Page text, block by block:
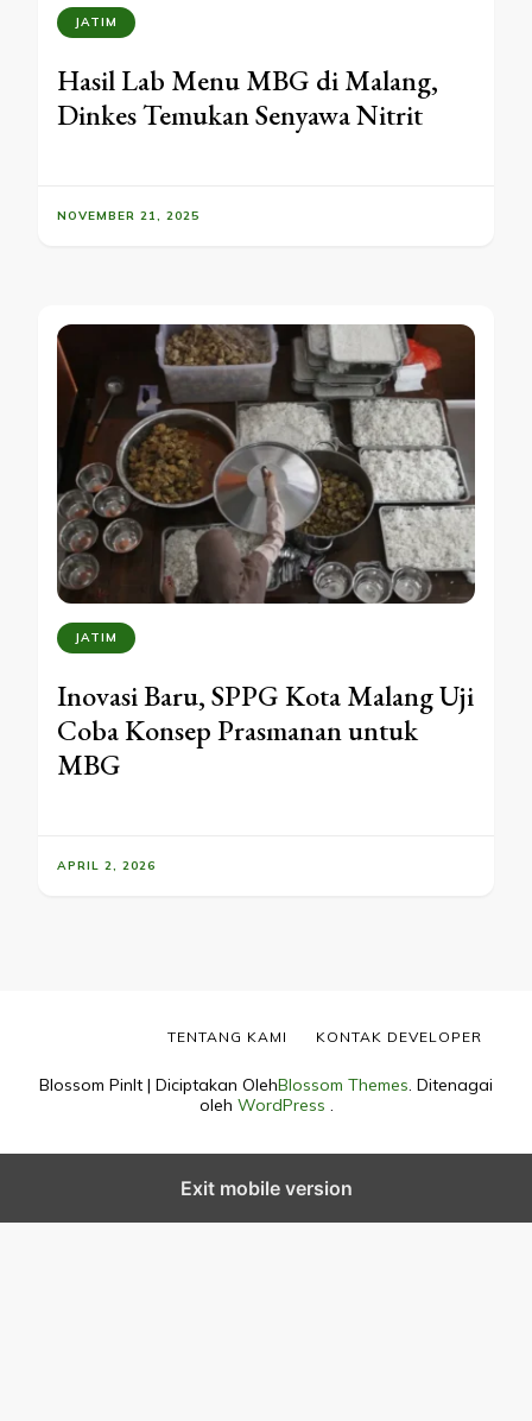
JATIM
Hasil Lab Menu MBG di Malang,
Dinkes Temukan Senyawa Nitrit
NOVEMBER 21, 2025
JATIM
Inovasi Baru, SPPG Kota Malang Uji
Coba Konsep Prasmanan untuk
MBG
APRIL 2, 2026
Blossom PinIt | Diciptakan OlehBlossom Themes. Ditenagai
oleh WordPress .
TENTANG KAMI KONTAK DEVELOPER
Exit mobile version